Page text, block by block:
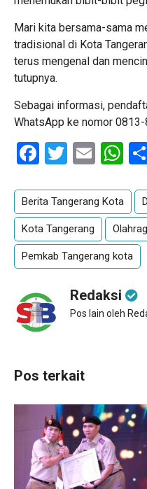
Mari kita bersama-sama
tradisional di Kota
terus mengenal dan
tutupnya.
Sebagai informasi,
WhatsApp ke nomor
Facebook
Twitter
Email
Berita Tangerang Kota
Kota Tangerang
Pemkab Tangerang kota
Redaksi
Pos lain oleh
Pos terkait